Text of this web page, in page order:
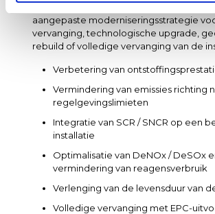
aangepaste moderniseringsstrategie
vervanging, technologische upgrade,
rebuild of volledige vervanging van de
Verbetering van
Vermindering van emissies richting
regelgevingslimieten
Integratie van SCR / SNCR op een
installatie
Optimalisatie van DeNOx / DeSOx
vermindering van reagensverbruik
Verlenging van de levensduur van
Volledige vervanging met EPC-